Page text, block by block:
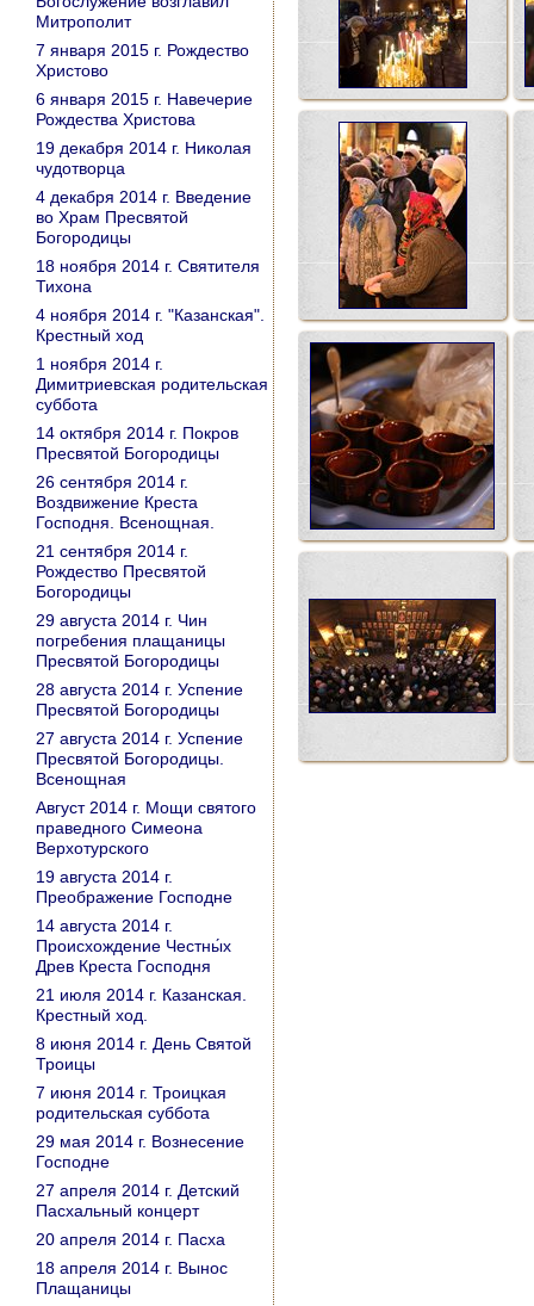
Митрополит
7 января 2015 г. Рождество
Христово
6 января 2015 г. Навечерие
Рождества Христова
19 декабря 2014 г. Николая
чудотворца
4 декабря 2014 г. Введение
во Храм Пресвятой
Богородицы
18 ноября 2014 г. Святителя
Тихона
4 ноября 2014 г. "Казанская".
Крестный ход
1 ноября 2014 г.
Димитриевская родительская
суббота
14 октября 2014 г. Покров
Пресвятой Богородицы
26 сентября 2014 г.
Воздвижение Креста
Господня. Всенощная.
21 сентября 2014 г.
Рождество Пресвятой
Богородицы
29 августа 2014 г. Чин
погребения плащаницы
Пресвятой Богородицы
28 августа 2014 г. Успение
Пресвятой Богородицы
27 августа 2014 г. Успение
Пресвятой Богородицы.
Всенощная
Август 2014 г. Мощи святого
праведного Симеона
Верхотурского
19 августа 2014 г.
Преображение Господне
14 августа 2014 г.
Происхождение Честны́х
Древ Креста Господня
21 июля 2014 г. Казанская.
Крестный ход.
8 июня 2014 г. День Святой
Троицы
7 июня 2014 г. Троицкая
родительская суббота
29 мая 2014 г. Вознесение
Господне
27 апреля 2014 г. Детский
Пасхальный концерт
20 апреля 2014 г. Пасха
18 апреля 2014 г. Вынос
Плащаницы